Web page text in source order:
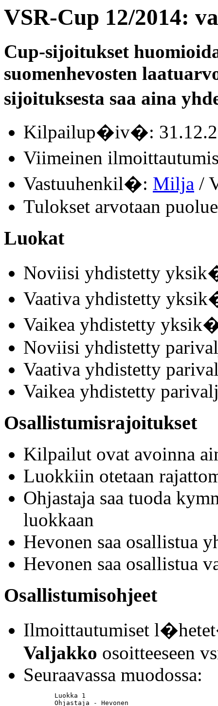
VSR-Cup 12/2014:
Cup-sijoitukset
suomenhevosten
sijoituksesta saa aina
Kilpailup�iv�:
Viimeinen
Vastuuhenkil�: Milja /
Tulokset arvotaan
Luokat
Noviisi yhdistetty
Vaativa yhdistetty
Vaikea yhdistetty
Noviisi yhdistetty
Vaativa yhdistetty
Vaikea yhdistetty
Osallistumisrajoitukset
Kilpailut ovat avoinna
Luokkiin otetaan
Ohjastaja saa tuoda
luokkaan
Hevonen saa osallistua
Hevonen saa osallistua
Osallistumisohjeet
Ilmoittautumiset
Valjakko osoitteeseen
Seuraavassa muodossa: